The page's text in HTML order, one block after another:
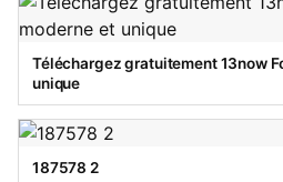
Téléchargez gratuitement 13now
unique
187578 2